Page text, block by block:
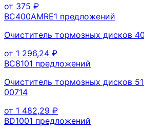
от 375 ₽
BC400AMRE1 предложений
Очиститель тормозных дисков
от 1 296,24 ₽
BC8101 предложений
Очиститель тормозных дисков
00714
от 1 482,29 ₽
BD1001 предложений